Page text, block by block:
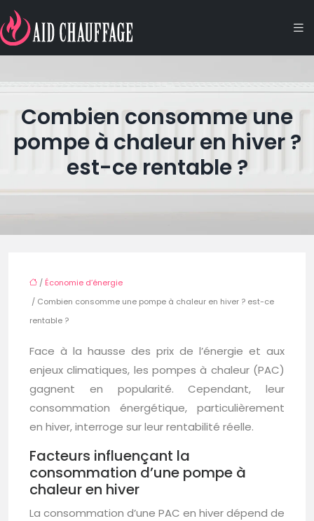
Combien consomme une
pompe à chaleur en hiver ?
est-ce rentable ?
/ Économie d’énergie
/ Combien consomme une pompe à chaleur en hiver ? est-ce
rentable ?
Face à la hausse des prix de l’énergie et aux
enjeux climatiques, les pompes à chaleur (PAC)
gagnent en popularité. Cependant, leur
consommation énergétique, particulièrement
en hiver, interroge sur leur rentabilité réelle.
Facteurs influençant la
consommation d’une pompe à
chaleur en hiver
La consommation d’une PAC en hiver dépend de